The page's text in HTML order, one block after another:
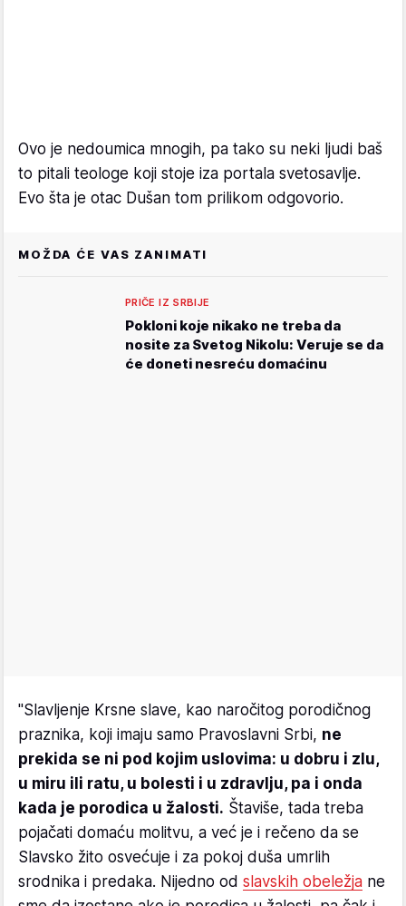
Ovo je nedoumica mnogih, pa tako su neki ljudi baš
to pitali teologe koji stoje iza portala svetosavlje.
Evo šta je otac Dušan tom prilikom odgovorio.
MOŽDA ĆE VAS ZANIMATI
PRIČE IZ SRBIJE
Pokloni koje nikako ne treba da
nosite za Svetog Nikolu: Veruje se da
će doneti nesreću domaćinu
"Slavljenje Krsne slave, kao naročitog porodičnog
praznika, koji imaju samo Pravoslavni Srbi, ne
prekida se ni pod kojim uslovima: u dobru i zlu,
u miru ili ratu, u bolesti i u zdravlju, pa i onda
kada je porodica u žalosti. Štaviše, tada treba
pojačati domaću molitvu, a već je i rečeno da se
Slavsko žito osvećuje i za pokoj duša umrlih
srodnika i predaka. Nijedno od slavskih obeležja ne